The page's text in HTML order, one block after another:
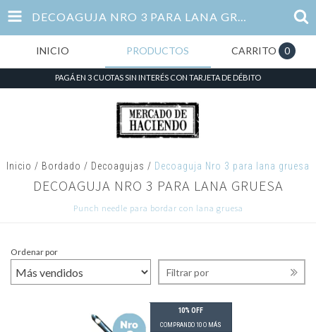
DECOAGUJA NRO 3 PARA LANA GRUESA
INICIO PRODUCTOS CARRITO 0
PAGÁ EN 3 CUOTAS SIN INTERÉS CON TARJETA DE DÉBITO
Inicio / Bordado / Decoagujas / Decoaguja Nro 3 para lana gruesa
DECOAGUJA NRO 3 PARA LANA GRUESA
Punch needle para bordar con lana gruesa
Ordenar por
Filtrar por
10% OFF
COMPRANDO 10 O MÁS